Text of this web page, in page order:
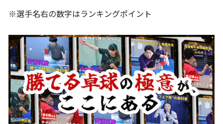
※選手名右の数字はランキングポイント